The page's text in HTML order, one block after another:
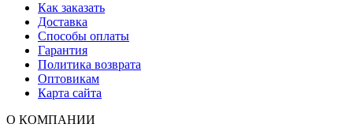
Как заказать
Доставка
Способы оплаты
Гарантия
Политика возврата
Оптовикам
Карта сайта
О КОМПАНИИ